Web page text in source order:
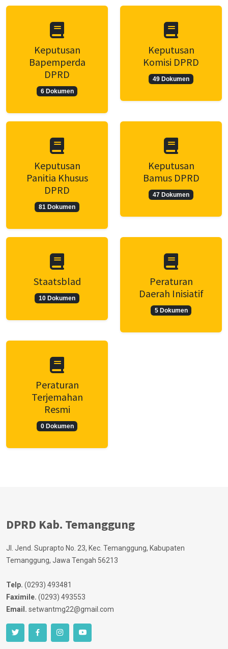
Keputusan
Bapemperda
DPRD
6 Dokumen
Keputusan
Komisi DPRD
49 Dokumen
Keputusan
Panitia Khusus
DPRD
81 Dokumen
Keputusan
Bamus DPRD
47 Dokumen
Staatsblad
10 Dokumen
Peraturan
Daerah Inisiatif
5 Dokumen
Peraturan
Terjemahan
Resmi
0 Dokumen
DPRD Kab. Temanggung
Jl. Jend. Suprapto No. 23, Kec. Temanggung, Kabupaten
Temanggung, Jawa Tengah 56213
Telp. (0293) 493481
Faximile. (0293) 493553
Email. setwantmg22@gmail.com